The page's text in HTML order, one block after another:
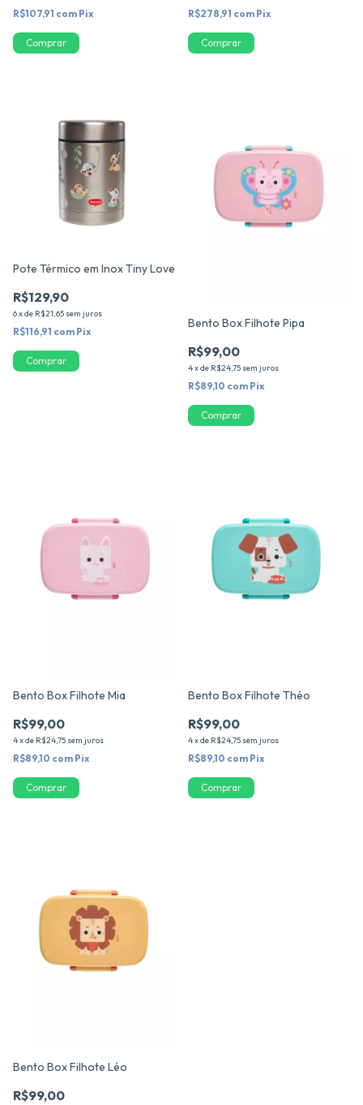
R$107,91 com Pix R$278,91 com Pix
Pote Térmico em Inox Tiny Love
R$129,90
6xde R$21,65 sem juros
R$116,91 com Pix
Bento Box Filhote Pipa
R$99,00
4xde R$24,75 sem juros
R$89,10 com Pix
Bento Box Filhote Mia
R$99,00
4xde R$24,75 sem juros
R$89,10 com Pix
Bento Box Filhote Théo
R$99,00
4xde R$24,75 sem juros
R$89,10 com Pix
Bento Box Filhote Léo
R$99,00